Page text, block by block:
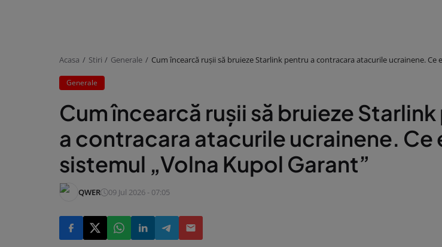
Acasa Stiri Generale Cum încearcă rușii să bruieze Starlink pentru a contracara atacurile ucrainene. Ce
Generale
Cum încearcă rușii să bruieze
a contracara atacurile ucrainene. Ce
sistemul „Volna Kupol Garant”
QWER 09 Jul 2026 - 07:05